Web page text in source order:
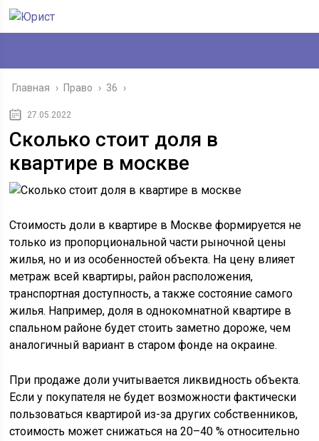
Главная › Право › 36 ›
27.05.2022
Сколько стоит доля в
квартире в москве
Стоимость доли в квартире в Москве формируется не
только из пропорциональной части рыночной цены
жилья, но и из особенностей объекта. На цену влияет
метраж всей квартиры, район расположения,
транспортная доступность, а также состояние самого
жилья. Например, доля в однокомнатной квартире в
спальном районе будет стоить заметно дороже, чем
аналогичный вариант в старом фонде на окраине.
При продаже доли учитывается ликвидность объекта.
Если у покупателя не будет возможности фактически
пользоваться квартирой из-за других собственников,
стоимость может снижаться на 20–40 % относительно